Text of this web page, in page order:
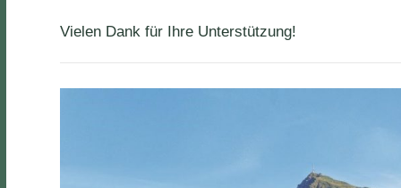
Vielen Dank für Ihre Unterstützung!